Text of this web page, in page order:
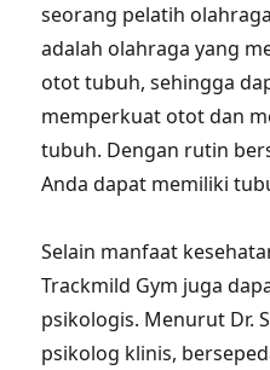
seorang pelatih
adalah olahraga yang
otot tubuh, sehingga
memperkuat otot dan
tubuh. Dengan rutin
Anda dapat memiliki
Selain manfaat
Trackmild Gym juga
psikologis. Menurut Dr.
psikolog klinis,